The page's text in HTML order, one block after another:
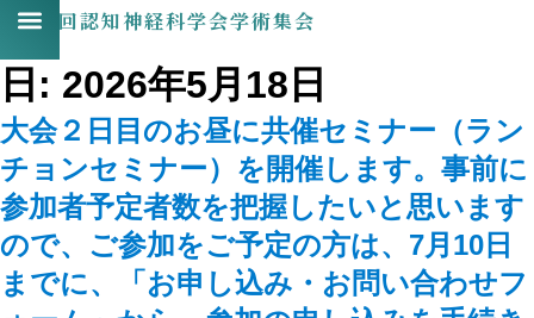
第31回認知神経科学会学術集会
日: 2026年5月18日
大会２日目のお昼に共催セミナー（ラン
チョンセミナー）を開催します。事前に
参加者予定者数を把握したいと思います
ので、ご参加をご予定の方は、7月10日
までに、「お申し込み・お問い合わせフ